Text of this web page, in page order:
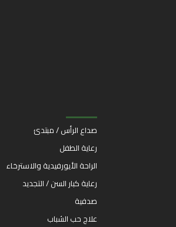
صداع الرأس / مبتدئ
رعاية الطفل
الراحة الأيورفيدية والاسترخاء
رعاية كبار السن / التجديد
صدفية
علاج حب الشباب